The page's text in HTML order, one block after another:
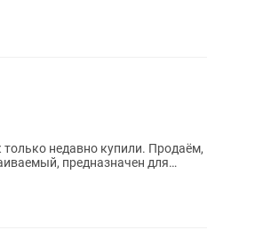
недавно купили. Продаём,